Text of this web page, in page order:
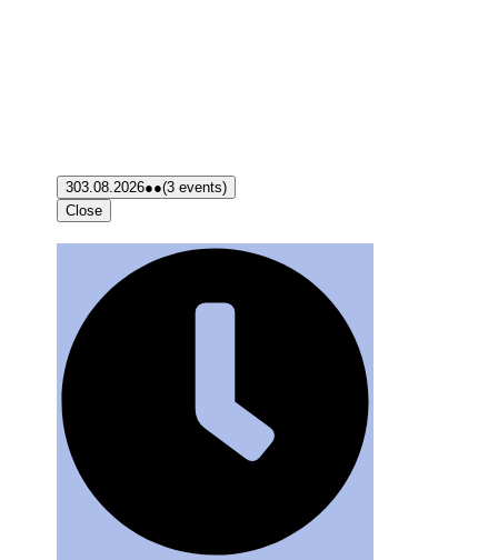
303.08.2026●●(3 events)
Close